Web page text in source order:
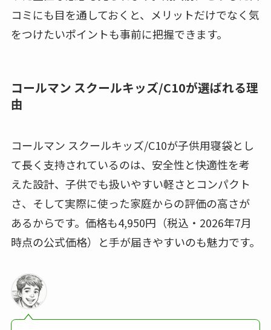
コミにも目を通しておくと、メリットだけでなく気
をつけたいポイントも事前に把握できます。
コールマン スクールキッズ/C10が選ばれる理
由
コールマン スクールキッズ/C10が子供用寝袋とし
て長く支持されているのは、安全性と快適性を考
えた設計、子供でも扱いやすい軽さとコンパクト
さ、そして実際に使った家庭からの評価の高さが
あるからです。価格も4,950円（税込・2026年7月
時点の公式価格）と手が届きやすいのも魅力です。